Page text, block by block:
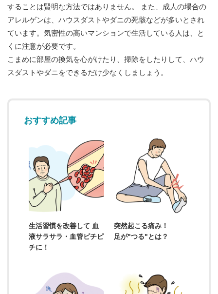
することは賢明な方法ではありません。 また、成人の場合の
アレルゲンは、ハウスダストやダニの死骸などが多いとされ
ています。気密性の高いマンションで生活している人は、と
くに注意が必要です。
こまめに部屋の換気を心がけたり、掃除をしたりして、ハウ
スダストやダニをできるだけ少なくしましょう。
おすすめ記事
生活習慣を改善して 血
液サラサラ・血管ピチピ
チに！
突然起こる痛み！
足が"つる"とは？